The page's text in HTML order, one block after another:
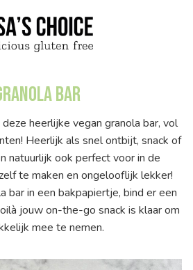
Bar
heerlijke vegan granola bar, vol
Heerlijk als snel ontbijt, snack of
natuurlijk ook perfect voor in de
te maken en ongelooflijk lekker!
bar in een bakpapiertje, bind er een
jouw on-the-go snack is klaar om
mee te nemen.